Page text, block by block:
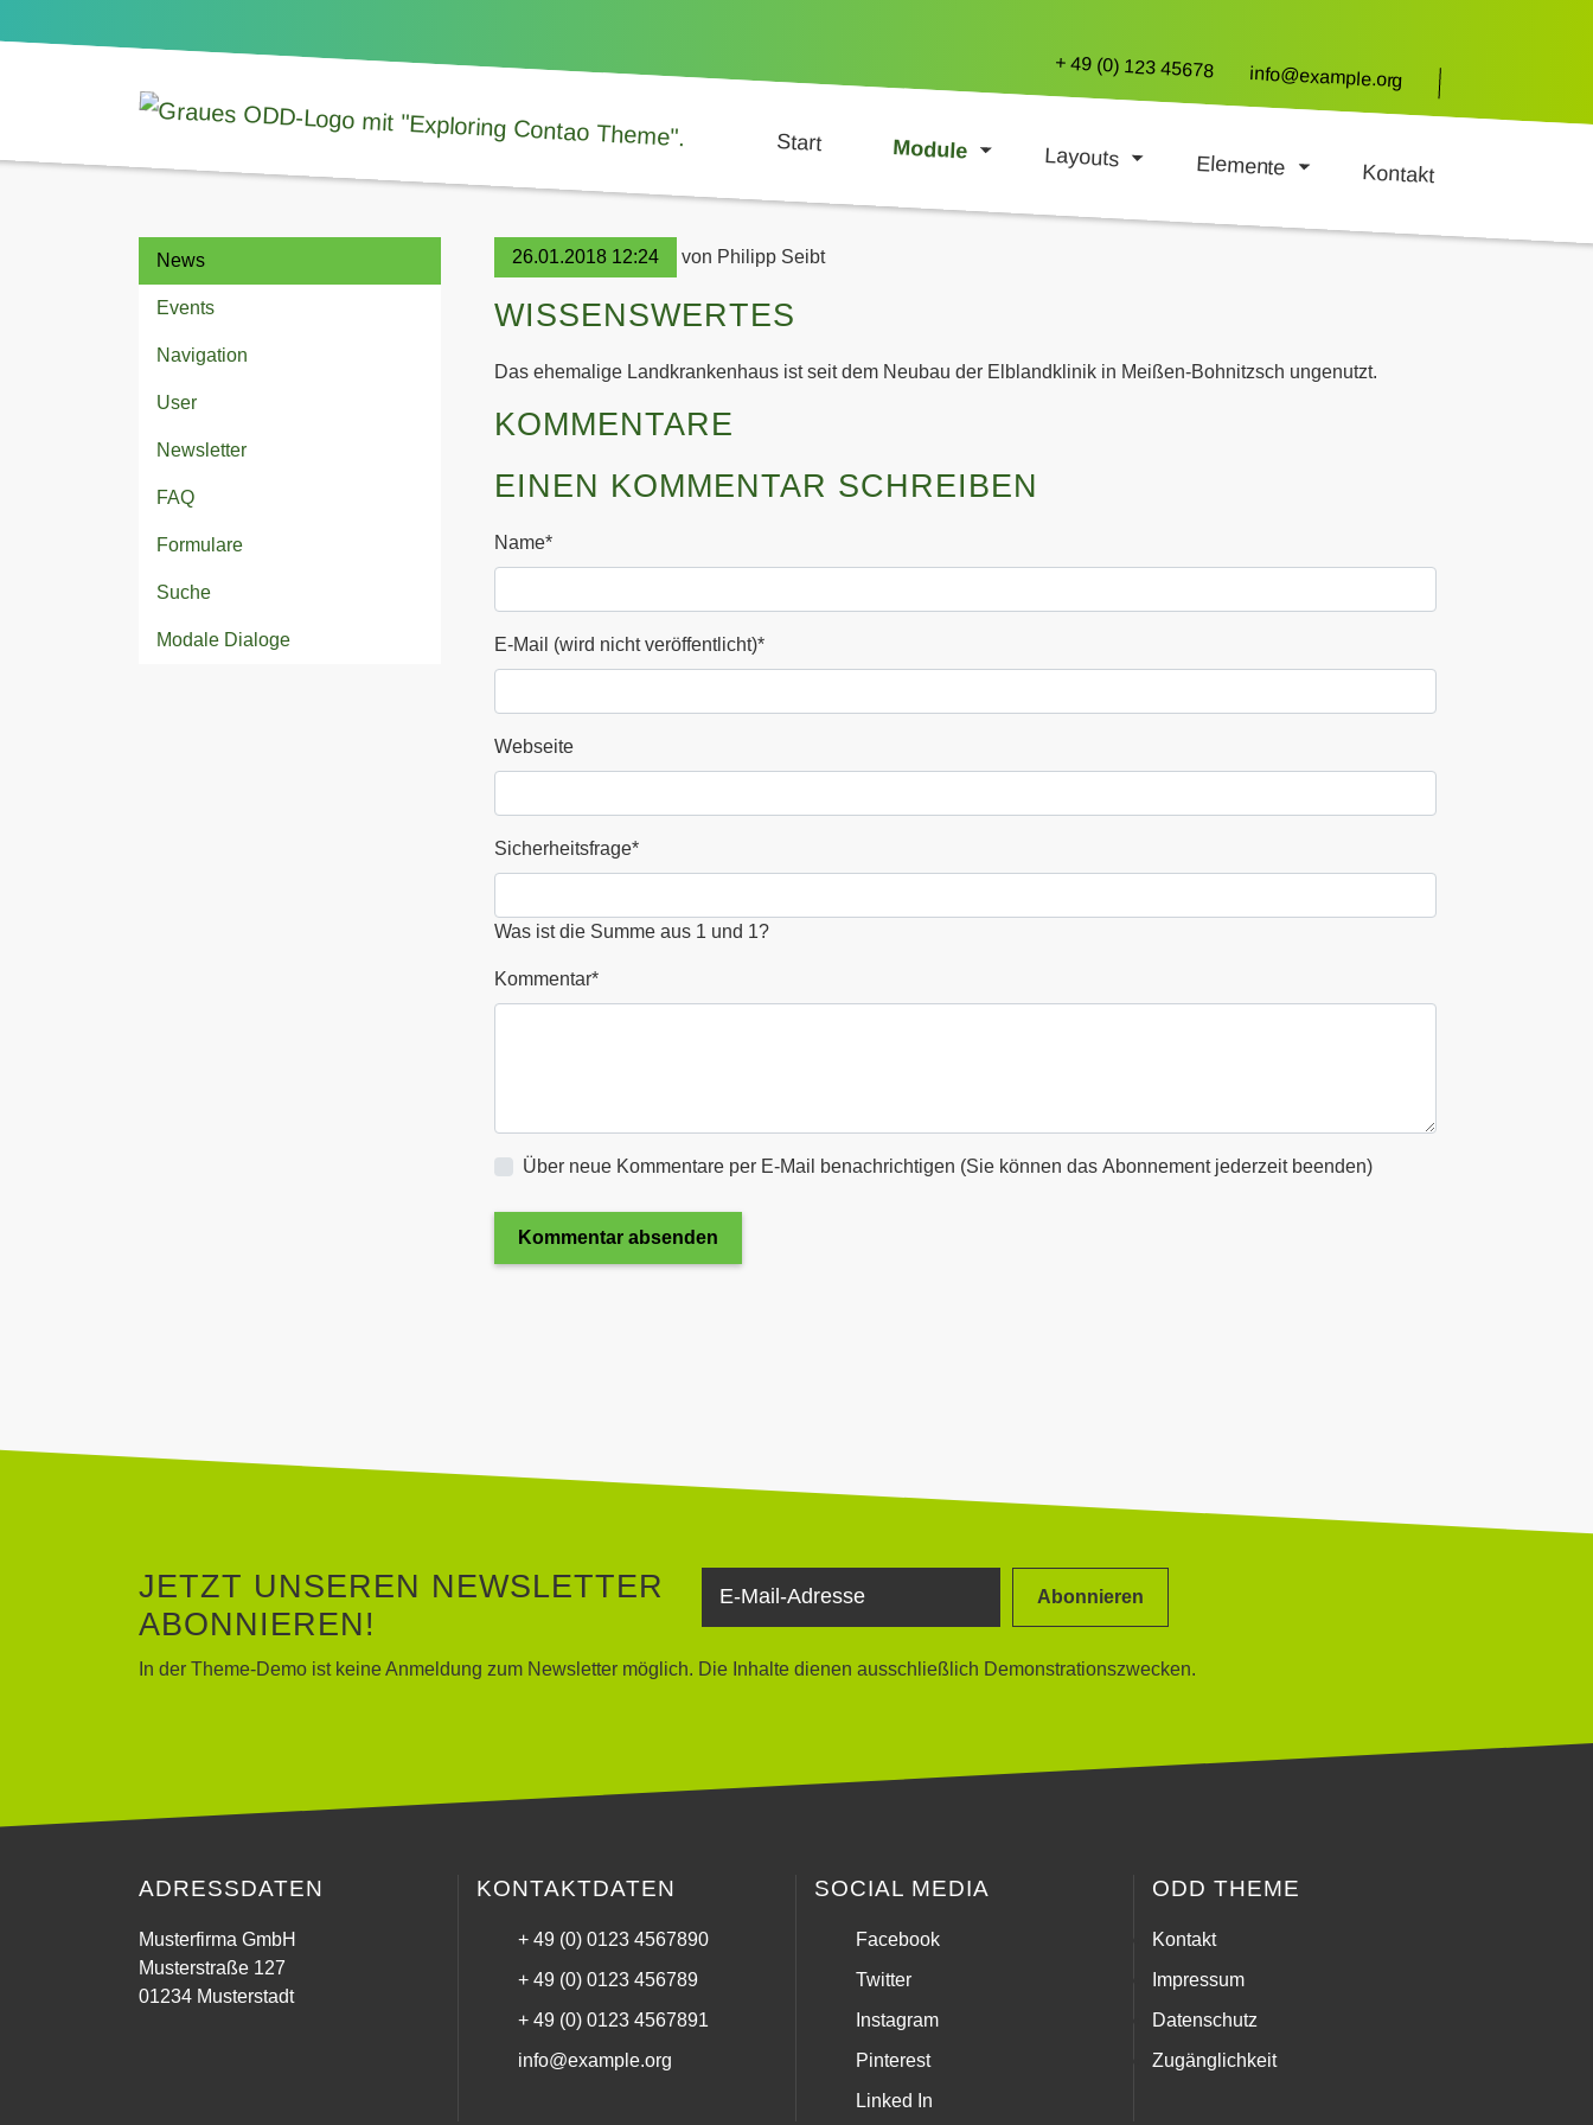
+ 49 (0) 123 45678 info@example.org
Start Module Layouts Elemente Kontakt
LANDKRANKENHAUS
26.01.2018 12:24 von Philipp Seibt
WISSENSWERTES
Das ehemalige Landkrankenhaus ist seit dem Neubau der Elblandklinik in Meißen-Bohnitzsch ungenutzt.
KOMMENTARE
EINEN KOMMENTAR SCHREIBEN
Name*
E-Mail (wird nicht veröffentlicht)*
Webseite
Sicherheitsfrage*
Was ist die Summe aus 1 und 1?
Kommentar*
Über neue Kommentare per E-Mail benachrichtigen (Sie können das Abonnement jederzeit beenden)
Kommentar absenden
News
Events
Navigation
User
Newsletter
FAQ
Formulare
Suche
Modale Dialoge
JETZT UNSEREN NEWSLETTER
ABONNIEREN!
Abonnieren
In der Theme-Demo ist keine Anmeldung zum Newsletter möglich. Die Inhalte dienen ausschließlich Demonstrationszwecken.
ADRESSDATEN
Musterfirma GmbH
Musterstraße 127
01234 Musterstadt
KONTAKTDATEN
+ 49 (0) 0123 4567890
+ 49 (0) 0123 456789
+ 49 (0) 0123 4567891
info@example.org
SOCIAL MEDIA
Facebook
Twitter
Instagram
Pinterest
Linked In
ODD THEME
Kontakt
Impressum
Datenschutz
Zugänglichkeit